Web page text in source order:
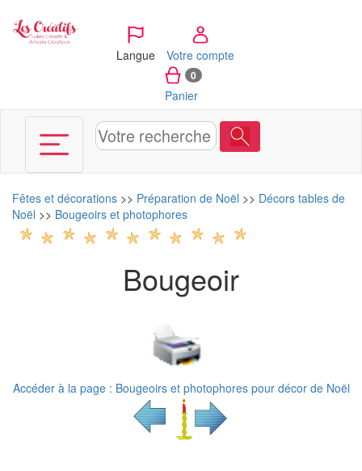
Langue Votre compte
0
Panier
Fêtes et décorations >> Préparation de Noël >> Décors tables de
Noël >> Bougeoirs et photophores
Bougeoir
Accéder à la page : Bougeoirs et photophores pour décor de Noël